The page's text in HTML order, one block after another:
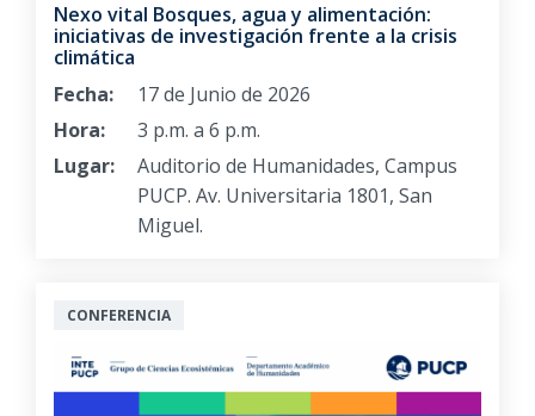
Nexo vital Bosques, agua y alimentación:
iniciativas de investigación frente a la crisis
climática
Fecha:
17 de Junio de 2026
Hora:
3 p.m. a 6 p.m.
Lugar:
Auditorio de Humanidades, Campus
PUCP. Av. Universitaria 1801, San
Miguel.
CONFERENCIA